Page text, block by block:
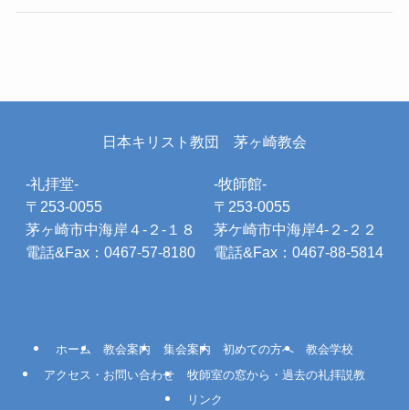
日本キリスト教団 茅ヶ崎教会
-礼拝堂-
〒253-0055
茅ヶ崎市中海岸４-２-１８
電話&Fax：0467-57-8180
-牧師館-
〒253-0055
茅ケ崎市中海岸4-２-２２
電話&Fax：0467-88-5814
ホーム 教会案内 集会案内 初めての方へ
教会学校
アクセス・お問い合わせ
牧師室の窓から・過去の礼拝説教
リンク